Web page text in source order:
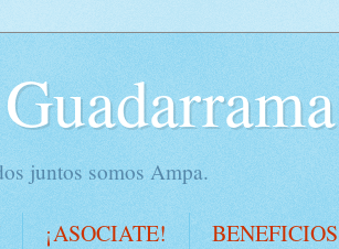
juntos somos Ampa.
¡ASOCIATE! BENEFICIOS